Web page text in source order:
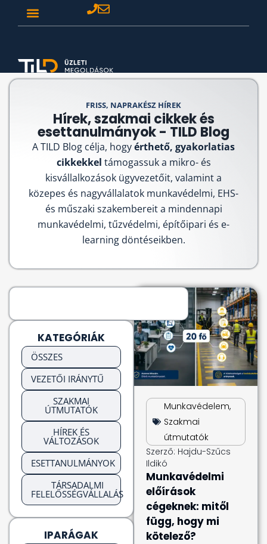
FRISS, NAPRAKÉSZ HÍREK
Hírek, szakmai cikkek és
esettanulmányok - TILD Blog
A TILD Blog célja, hogyérthető, gyakorlatias
cikkekkel támogassuk a mikro- és
kisvállalkozások ügyvezetőit, valamint a
közepes és nagyvállalatok munkavédelmi, EHS-
és műszaki szakembereit a mindennapi
munkavédelmi, tűzvédelmi, építőipari és e-
learning döntéseikben.
Munkavédelem,
Szakmai
útmutatók
Szerző: Hajdu-Szűcs
Ildikó
Munkavédelmi
előírások
cégeknek: mitől
függ, hogy mi
kötelező?
KATEGÓRIÁK
ÖSSZES
VEZETŐI IRÁNYTŰ
SZAKMAI
ÚTMUTATÓK
HÍREK ÉS
VÁLTOZÁSOK
ESETTANULMÁNYOK
TÁRSADALMI
FELELŐSSÉGVÁLLALÁS
IPARÁGAK